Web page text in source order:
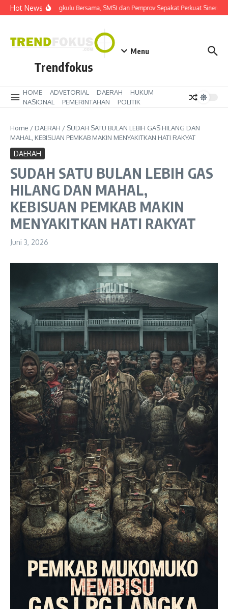
Lewati ke konten
Hot News
Bangun Bengkulu Bersama, SMSI dan Pemprov Sepakat Perkuat Sinergi
Trendfokus
Menu
HOME ADVETORIAL DAERAH
HUKUM
NASIONAL
PEMERINTAHAN POLITIK
Home / DAERAH / SUDAH SATU BULAN LEBIH GAS HILANG DAN
MAHAL, KEBISUAN PEMKAB MAKIN MENYAKITKAN HATI RAKYAT
DAERAH
SUDAH SATU BULAN LEBIH GAS
HILANG DAN MAHAL,
KEBISUAN PEMKAB MAKIN
MENYAKITKAN HATI RAKYAT
Juni 3, 2026